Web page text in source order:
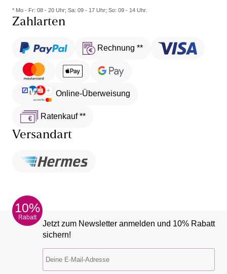
* Mo - Fr: 08 - 20 Uhr; Sa: 09 - 17 Uhr; So: 09 - 14 Uhr.
Zahlarten
Rechnung **
Online-Überweisung
Ratenkauf **
Versandart
10%
Rabatt
Jetzt zum Newsletter anmelden und 10% Rabatt
sichern!